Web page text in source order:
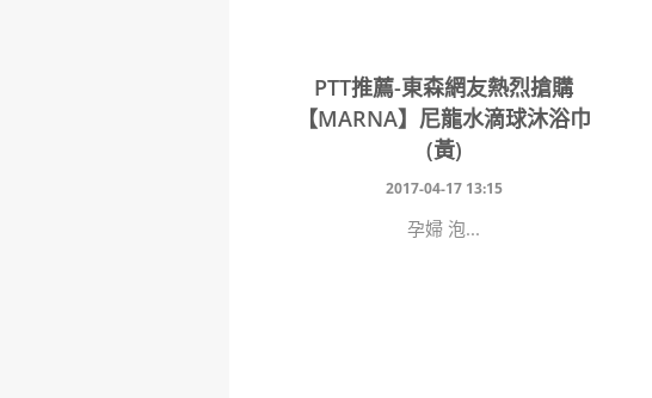
PTT推薦-東森網友熱烈搶購
【MARNA】尼龍水滴球沐浴巾
(黃)
2017-04-17 13:15
孕婦 泡...